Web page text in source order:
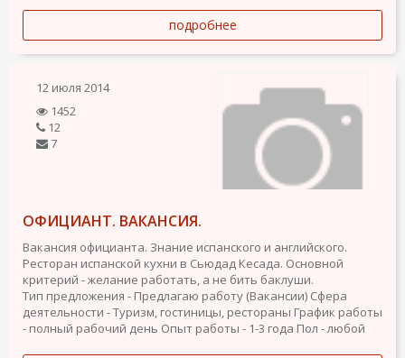
подробнее
12 июля 2014
1452
12
7
ОФИЦИАНТ. ВАКАНСИЯ.
Вакансия официанта. Знание испанского и английского.
Ресторан испанской кухни в Сьюдад Кесада. Основной
критерий - желание работать, а не бить баклуши.
Тип предложения - Предлагаю работу (Вакансии) Сфера
деятельности - Туризм, гостиницы, рестораны График работы
- полный рабочий день Опыт работы - 1-3 года Пол - любой